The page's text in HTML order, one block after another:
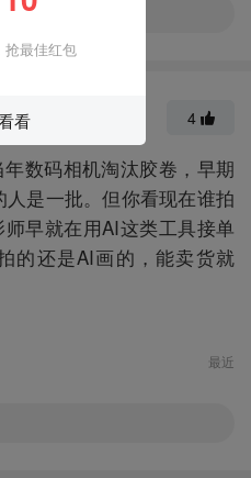
悲时听风，喜时追云，风卷云舒即一生
4
数码相机淘汰胶卷，早期
是一批。但你看现在谁拍
早就在用AI这类工具接单
的还是AI画的，能卖货就
最近
抢最佳红包
看